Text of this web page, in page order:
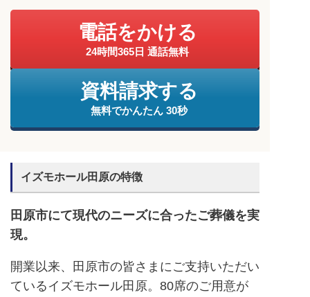
電話をかける
24時間365日 通話無料
資料請求する
無料でかんたん 30秒
イズモホール田原の特徴
田原市にて現代のニーズに合ったご葬儀を実
現。
開業以来、田原市の皆さまにご支持いただい
ているイズモホール田原。80席のご用意が